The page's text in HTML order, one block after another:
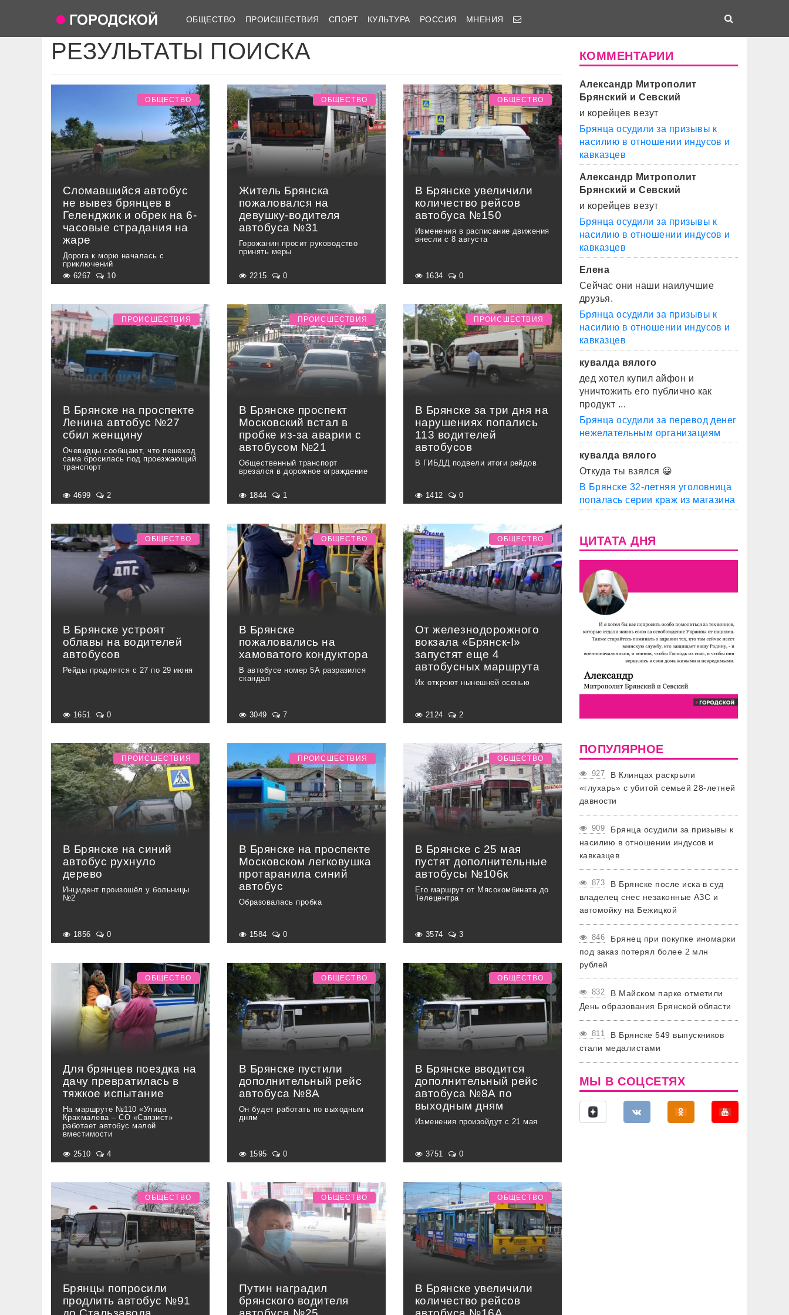
ОБЩЕСТВО ПРОИСШЕСТВИЯ СПОРТ КУЛЬТУРА РОССИЯ МНЕНИЯ
РЕЗУЛЬТАТЫ ПОИСКА
Сломавшийся автобус
не вывез брянцев в
Геленджик и обрек на 6-
часовые страдания на
жаре
Дорога к морю началась с
приключений
ОБЩЕСТВО
6267 10
Житель Брянска
пожаловался на
девушку-водителя
автобуса №31
Горожанин просит руководство
принять меры
ОБЩЕСТВО
2215 0
В Брянске увеличили
количество рейсов
автобуса №150
Изменения в расписание движения
внесли с 8 августа
ОБЩЕСТВО
1634 0
В Брянске на проспекте
Ленина автобус №27
сбил женщину
Очевидцы сообщают, что пешеход
сама бросилась под проезжающий
транспорт
ПРОИСШЕСТВИЯ
4699 2
В Брянске проспект
Московский встал в
пробке из-за аварии с
автобусом №21
Общественный транспорт
врезался в дорожное ограждение
ПРОИСШЕСТВИЯ
1844 1
В Брянске за три дня на
нарушениях попались
113 водителей
автобусов
В ГИБДД подвели итоги рейдов
ПРОИСШЕСТВИЯ
1412 0
В Брянске устроят
облавы на водителей
автобусов
Рейды продлятся с 27 по 29 июня
ОБЩЕСТВО
1651 0
В Брянске
пожаловались на
хамоватого кондуктора
В автобусе номер 5А разразился
скандал
ОБЩЕСТВО
3049 7
От железнодорожного
вокзала «Брянск-I»
запустят еще 4
автобусных маршрута
Их откроют нынешней осенью
ОБЩЕСТВО
2124 2
В Брянске на синий
автобус рухнуло
дерево
Инцидент произошёл у больницы
№2
ПРОИСШЕСТВИЯ
1856 0
В Брянске на проспекте
Московском легковушка
протаранила синий
автобус
Образовалась пробка
ПРОИСШЕСТВИЯ
1584 0
В Брянске с 25 мая
пустят дополнительные
автобусы №106к
Его маршрут от Мясокомбината до
Телецентра
ОБЩЕСТВО
3574 3
Для брянцев поездка на
дачу превратилась в
тяжкое испытание
На маршруте №110 «Улица
Крахмалева – СО «Связист»
работает автобус малой
вместимости
ОБЩЕСТВО
2510 4
В Брянске пустили
дополнительный рейс
автобуса №8А
Он будет работать по выходным
дням
ОБЩЕСТВО
1595 0
В Брянске вводится
дополнительный рейс
автобуса №8А по
выходным дням
Изменения произойдут с 21 мая
ОБЩЕСТВО
3751 0
Брянцы попросили
продлить автобус №91
ОБЩЕСТВО
Путин наградил
брянского водителя
ОБЩЕСТВО
В Брянске увеличили
количество рейсов
ОБЩЕСТВО
КОММЕНТАРИИ
Александр Митрополит
Брянский и Севский
и корейцев везут
Брянца осудили за призывы к
насилию в отношении индусов и
кавказцев
Александр Митрополит
Брянский и Севский
и корейцев везут
Брянца осудили за призывы к
насилию в отношении индусов и
кавказцев
Елена
Сейчас они наши наилучшие
друзья.
Брянца осудили за призывы к
насилию в отношении индусов и
кавказцев
кувалда вялого
дед хотел купил айфон и
уничтожить его публично как
продукт ...
Брянца осудили за перевод денег
нежелательным организациям
кувалда вялого
Откуда ты взялся 😀
В Брянске 32-летняя уголовница
попалась серии краж из магазина
ЦИТАТА ДНЯ
ПОПУЛЯРНОЕ
927
В Клинцах раскрыли
«глухарь» с убитой семьей 28-летней
давности
909
Брянца осудили за призывы к
насилию в отношении индусов и
кавказцев
873
В Брянске после иска в суд
владелец снес незаконные АЗС и
автомойку на Бежицкой
846
Брянец при покупке иномарки
под заказ потерял более 2 млн
рублей
832
В Майском парке отметили
День образования Брянской области
811
В Брянске 549 выпускников
стали медалистами
МЫ В СОЦСЕТЯХ